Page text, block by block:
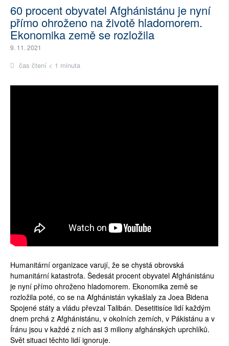
60 procent obyvatel Afghánistánu je nyní
přímo ohroženo na životě hladomorem.
Ekonomika země se rozložila
9. 11. 2021
čas čtení < 1 minuta
Humanitární organizace varují, že se chystá obrovská
humanitární katastrofa. Šedesát procent obyvatel Afghánistánu
je nyní přímo ohroženo hladomorem. Ekonomika země se
rozložila poté, co se na Afghánistán vykašlaly za Joea Bidena
Spojené státy a vládu převzal Talibán. Desetitisíce lidí každým
dnem prchá z Afghánistánu, v okolních zemích, v Pákistánu a v
Íránu jsou v každé z ních asi 3 miliony afghánských uprchlíků.
Svět situaci těchto lidí ignoruje.